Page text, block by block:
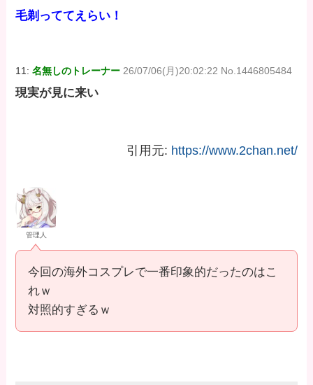
毛剃っててえらい！
11:名無しのトレーナー 26/07/06(月)20:02:22 No.1446805484
現実が見に来い
引用元: https://www.2chan.net/
管理人
今回の海外コスプレで一番印象的だったのはこ
れｗ
対照的すぎるｗ